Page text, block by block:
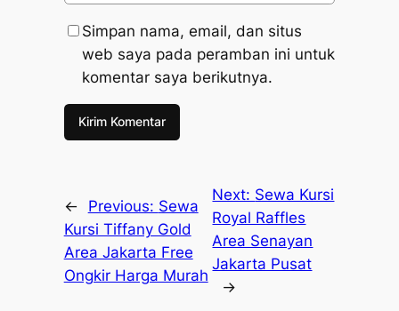
Simpan nama, email, dan situs
web saya pada peramban ini untuk
komentar saya berikutnya.
← Previous: Sewa
Kursi Tiffany Gold
Area Jakarta Free
Ongkir Harga Murah
Next: Sewa Kursi
Royal Raffles
Area Senayan
Jakarta Pusat
→